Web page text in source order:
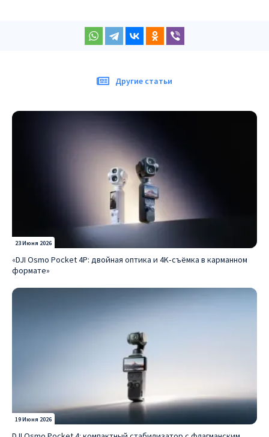
Другие статьи
23 Июня 2026
«DJI Osmo Pocket 4P: двойная оптика и 4K‑съёмка в карманном
формате»
19 Июня 2026